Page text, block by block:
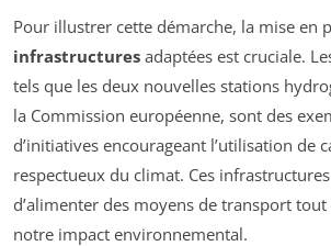
Pour illustrer cette démarche, la mise en
infrastructures adaptées est cruciale.
tels que les deux nouvelles stations
la Commission européenne, sont des
d’initiatives encourageant l’utilisation de
respectueux du climat. Ces
d’alimenter des moyens de transport
notre impact environnemental.